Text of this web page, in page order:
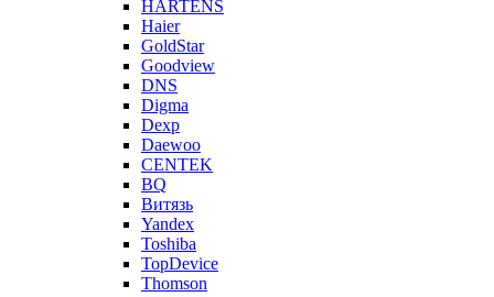
HARTENS
Haier
GoldStar
Goodview
DNS
Digma
Dexp
Daewoo
CENTEK
BQ
Витязь
Yandex
Toshiba
TopDevice
Thomson